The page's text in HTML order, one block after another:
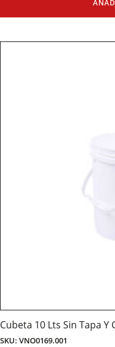
Cubeta 10 Lts Sin Tapa Y
SKU: VNO0169.001